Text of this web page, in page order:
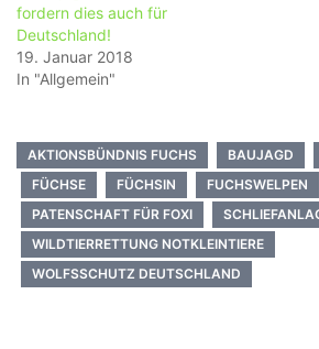
fordern dies auch für
Deutschland!
19. Januar 2018
In "Allgemein"
AKTIONSBÜNDNIS FUCHS BAUJAGD
FÜCHSE
FÜCHSIN FUCHSWELPEN
PATENSCHAFT FÜR FOXI
WILDTIERRETTUNG NOTKLEINTIERE
WOLFSSCHUTZ DEUTSCHLAND